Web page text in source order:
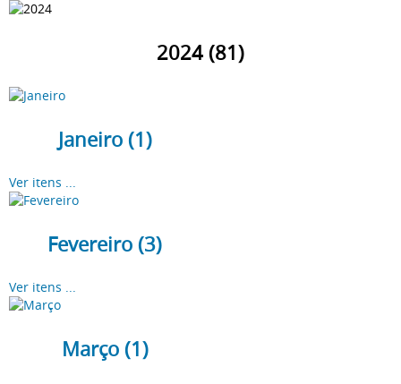
2024 (81)
Janeiro (1)
Ver itens ...
Fevereiro (3)
Ver itens ...
Março (1)